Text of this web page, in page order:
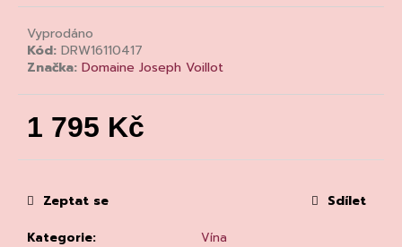
Vyprodáno
Kód: DRW16110417
Značka: Domaine Joseph Voillot
1 795 Kč
cena:
Kategorie:
Vína
Zeptat se Sdílet
HLEDAT
D
p
r